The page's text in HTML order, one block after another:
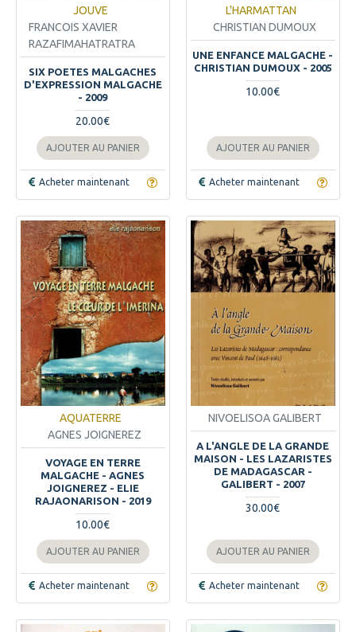
JOUVE
FRANCOIS XAVIER
RAZAFIMAHATRATRA
SIX POETES MALGACHES
D'EXPRESSION MALGACHE
- 2009
20.00€
AJOUTER AU PANIER
Acheter maintenant
L'HARMATTAN
CHRISTIAN DUMOUX
UNE ENFANCE MALGACHE -
CHRISTIAN DUMOUX - 2005
10.00€
AJOUTER AU PANIER
Acheter maintenant
AQUATERRE
AGNES JOIGNEREZ
VOYAGE EN TERRE
MALGACHE - AGNES
JOIGNEREZ - ELIE
RAJAONARISON - 2019
10.00€
AJOUTER AU PANIER
Acheter maintenant
NIVOELISOA GALIBERT
A L'ANGLE DE LA GRANDE
MAISON - LES LAZARISTES
DE MADAGASCAR -
GALIBERT - 2007
30.00€
AJOUTER AU PANIER
Acheter maintenant